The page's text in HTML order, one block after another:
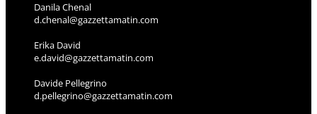
Danila Chenal
d.chenal@gazzettamatin.com
Erika David
e.david@gazzettamatin.com
Davide Pellegrino
d.pellegrino@gazzettamatin.com